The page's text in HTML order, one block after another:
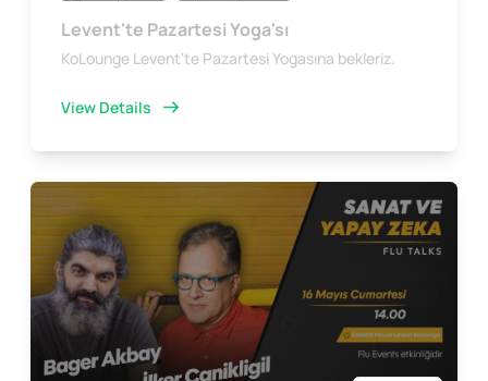
Levent'te Pazartesi Yoga'sı
KoLounge Levent'te Pazartesi Yogasına bekleriz.
View Details